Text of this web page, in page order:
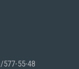
577-55-48